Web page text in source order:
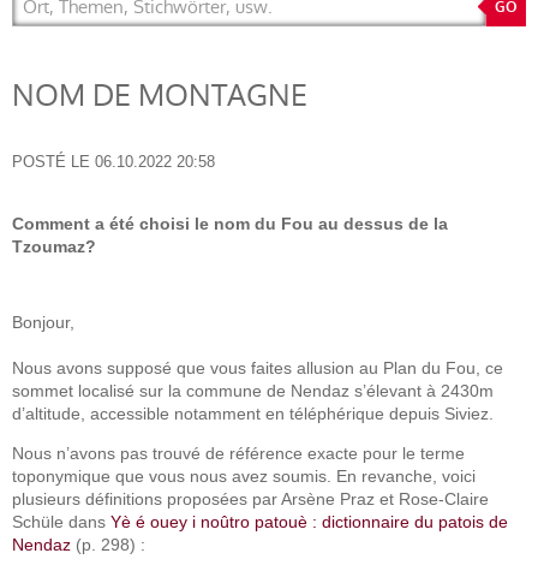
NOM DE MONTAGNE
POSTÉ LE 06.10.2022 20:58
Comment a été choisi le nom du Fou au dessus de la
Tzoumaz?
Bonjour,
Nous avons supposé que vous faites allusion au Plan du Fou, ce
sommet localisé sur la commune de Nendaz s’élevant à 2430m
d’altitude, accessible notamment en téléphérique depuis Siviez.
Nous n’avons pas trouvé de référence exacte pour le terme
toponymique que vous nous avez soumis. En revanche, voici
plusieurs définitions proposées par Arsène Praz et Rose-Claire
Schüle dans Yè é ouey i noûtro patouè : dictionnaire du patois de
Nendaz (p. 298) :